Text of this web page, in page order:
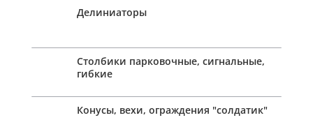
Делиниаторы
Столбики парковочные, сигнальные,
гибкие
Конусы, вехи, ограждения "солдатик"